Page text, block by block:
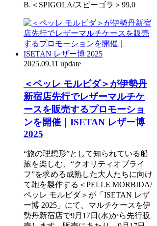
B.＜SPIGOLA/スピーゴラ＞99,0
2025.09.11 update
＜ペッレ モルビダ＞が伊勢丹
新宿店先行でレザーマルチケ
ースを販売するプロモーショ
ンを開催｜ISETAN レザー博
2025
“旅の理想形”として知られている船
旅を楽しむ、“クオリティオブライ
フ”を求める成熟した大人たちに向け
て鞄を製作する＜PELLE MORBIDA/
ペッレ モルビダ＞が「ISETAN レザ
ー博 2025」にて、マルチケースを伊
勢丹新宿店で9月17日(水)から先行販